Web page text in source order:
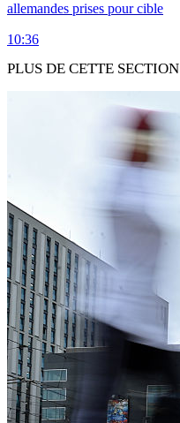
allemandes prises pour cible
10:36
PLUS DE CETTE SECTION